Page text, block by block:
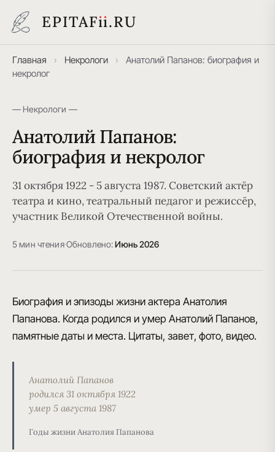
EPITAFii.RU
Главная › Некрологи ›
Анатолий Папанов: биография и
некролог
— Некрологи —
Анатолий Папанов:
биография и некролог
31 октября 1922 - 5 августа 1987. Советский актёр
театра и кино, театральный педагог и режиссёр,
участник Великой Отечественной войны.
5 мин чтения·Обновлено:Июнь 2026
Биография и эпизоды жизни актера Анатолия
Папанова. Когда родился и умер Анатолий Папанов,
памятные даты и места. Цитаты, завет, фото, видео.
Анатолий Папанов
родился 31 октября 1922
умер 5 августа 1987
Годы жизни Анатолия Папанова